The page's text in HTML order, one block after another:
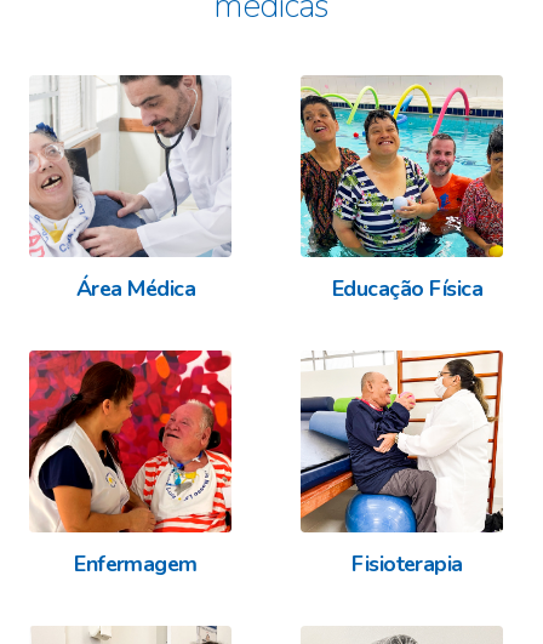
Área Médica Educação Física
Enfermagem Fisioterapia